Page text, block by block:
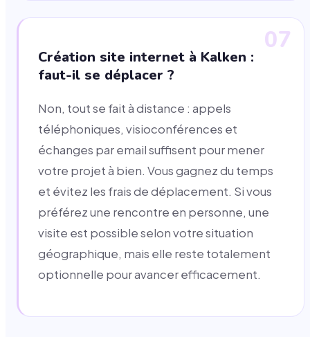
07
Création site internet à Kalken :
faut-il se déplacer ?
Non, tout se fait à distance : appels
téléphoniques, visioconférences et
échanges par email suffisent pour mener
votre projet à bien. Vous gagnez du temps
et évitez les frais de déplacement. Si vous
préférez une rencontre en personne, une
visite est possible selon votre situation
géographique, mais elle reste totalement
optionnelle pour avancer efficacement.